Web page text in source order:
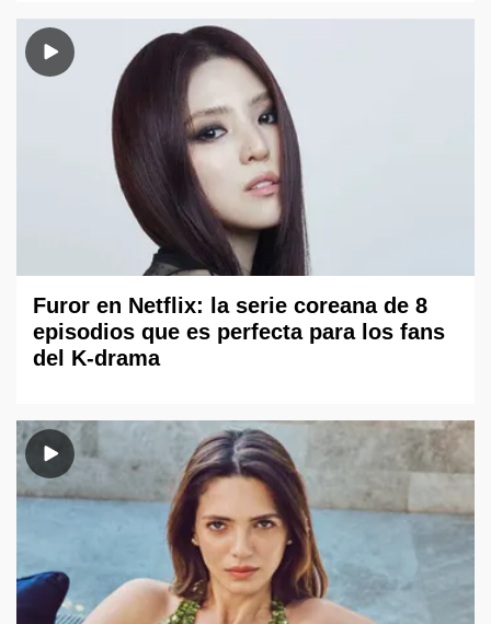
Furor en Netflix: la serie coreana de 8
episodios que es perfecta para los fans
del K-drama